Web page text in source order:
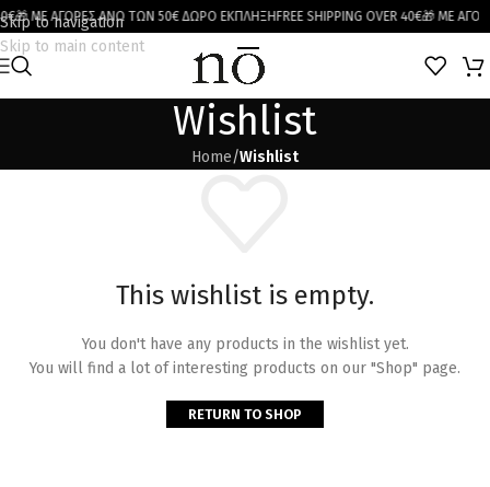
Skip to navigation
Skip to main content
🎁 ΜΕ ΑΓΟΡΕΣ ΑΝΩ ΤΩΝ 50€ ΔΩΡΟ ΕΚΠΛΗΞΗFREE SHIPPING OVER 40€🎁 ΜΕ
Wishlist
Home/Wishlist
This wishlist is empty.
You don't have any products in the wishlist yet.
You will find a lot of interesting products on our "Shop" page.
RETURN TO SHOP